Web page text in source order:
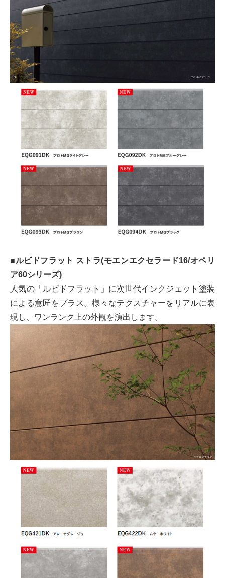
■ルビドフラット ストラ(モエンエクセラード16/オペリ
ア60シリーズ)
人気の「ルビドフラット」に次世代インクジェット塗装
による意匠をプラス。様々なテクスチャーをリアルに表
現し、ワンランク上の外観を演出します。